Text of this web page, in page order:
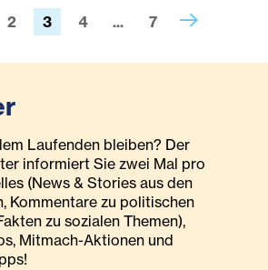
2 3 4 ... 7
Laufenden bleiben? Der
informiert Sie zwei Mal pro
(News & Stories aus den
Kommentare zu politischen
zu sozialen Themen),
Mitmach-Aktionen und